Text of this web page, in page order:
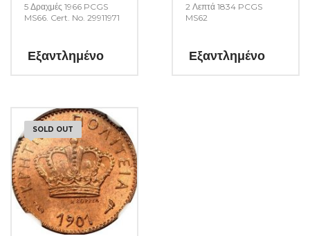
5 Δραχμές 1966 PCGS
MS66. Cert. No. 29911971
Εξαντλημένο
2 Λεπτά 1834 PCGS
MS62
Εξαντλημένο
SOLD OUT